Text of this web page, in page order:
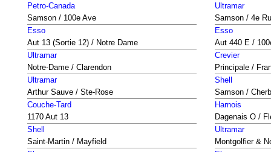
Petro-Canada
Samson / 100e Ave
Ultramar
Samson / 4e
Esso
Aut 13 (Sortie 12) / Notre Dame
Esso
Aut 440 E /
Ultramar
Notre-Dame / Clarendon
Crevier
Principale /
Ultramar
Arthur Sauve / Ste-Rose
Shell
Samson /
Couche-Tard
1170 Aut 13
Harnois
Dagenais O /
Shell
Saint-Martin / Mayfield
Ultramar
Montgolfier &